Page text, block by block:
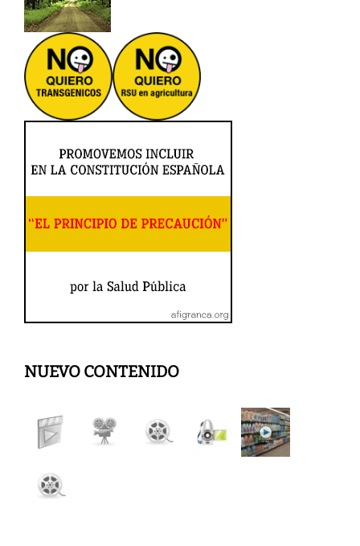
NUEVO CONTENIDO